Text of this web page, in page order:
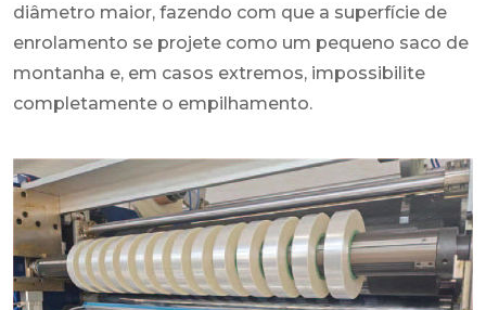
diâmetro maior, fazendo com que a superfície de
enrolamento se projete como um pequeno saco de
montanha e, em casos extremos, impossibilite
completamente o empilhamento.